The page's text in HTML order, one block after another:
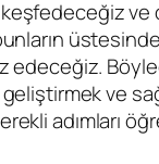
ve
edeceğiz.
ve
adımları